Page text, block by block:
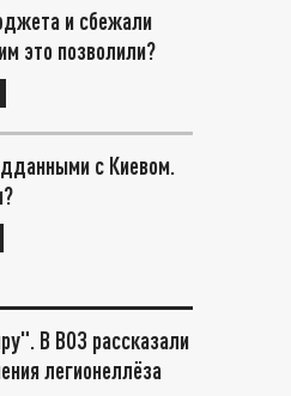
и сбежали
это позволили?
с Киевом.
В ВОЗ рассказали
легионеллёза